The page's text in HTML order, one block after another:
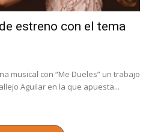
estreno con el tema
musical con “Me Dueles” un trabajo
Aguilar en la que apuesta...